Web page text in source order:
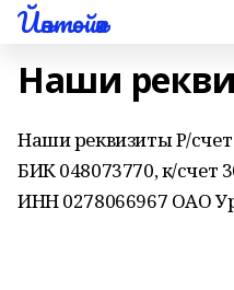
Йәнтөйәк
Наши
Наши реквизиты Р/
БИК 048073770, к/счет
ИНН 0278066967 ОАО